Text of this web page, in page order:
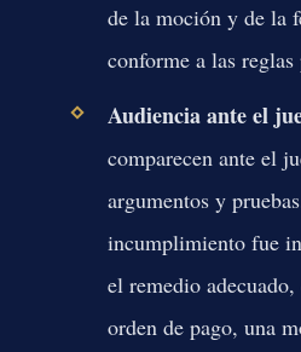
de la moción y de la
conforme a las
Audiencia ante el
comparecen ante el
argumentos y
incumplimiento fue
el remedio
orden de pago, una